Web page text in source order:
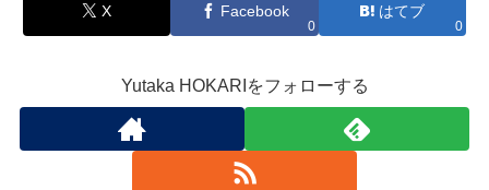
X Facebook
0
はてブ
0
Yutaka HOKARIをフォローする